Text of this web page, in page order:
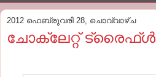
2012 ഫെബ്രുവരി 28, ചൊവ്വാഴ്ച
ചോക്ലേറ്റ് ട്രൈഫ്ള്‍